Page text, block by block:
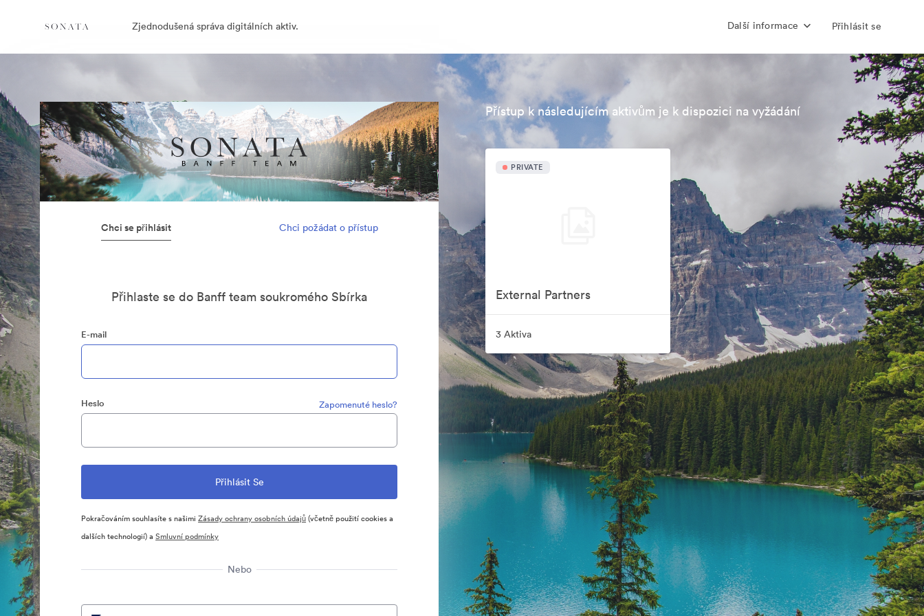
Zjednodušená správa digitálních aktiv. Další informace Přihlásit se
Chci se přihlásit Chci požádat o přístup
Přihlaste se do Banff team soukromého Sbírka
E-mail
Heslo Zapomenuté heslo?
Pokračováním souhlasíte s našimiZásady ochrany osobních údajů(včetně použití cookies a
dalších technologií) aSmluvní podmínky
Nebo
Přístup k následujícím aktivům je k dispozici na vyžádání
PRIVATE
External Partners
3 Aktiva